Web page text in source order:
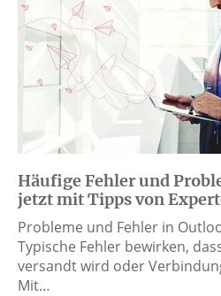
Häufige Fehler und
jetzt mit Tipps von
Probleme und Fehler in
Typische Fehler bewirken,
versandt wird oder
Mit…